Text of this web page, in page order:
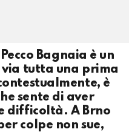
Bagnaia è un
tutta una prima
è
sente di aver
difficoltà. A Brno
colpe non sue,